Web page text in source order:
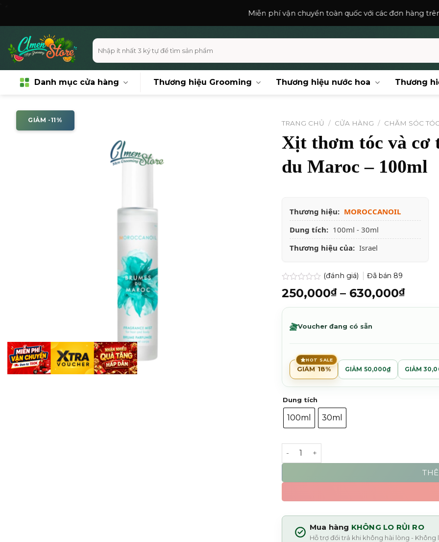
Miễn phí vận chuyển toàn quốc với các đơn hàng trên150,000₫.
Tìm
kiếm:
Danh mục cửa hàng Thương hiệu Grooming Thương hiệu nước hoa Thương
GIẢM -11% TRANG CHỦ / CỬA HÀNG / CHĂM SÓC TÓC
Xịt thơm tóc và cơ
du Maroc – 100ml
Thương hiệu: MOROCCANOIL
Dung tích: 100ml - 30ml
Thương hiệu của: Israel
Được
xếp
0.0
sao
(đánh giá) Đã bán 89
250,000₫ – 630,000₫
giá:
Voucher đang có sẵn
HOT SALE
GIẢM 18% GIẢM 50,000₫ GIẢM
Dung tích
100ml 30ml
Xịt thơm tóc và cơ thể Moroccanoil
Mua hàng KHÔNG LO RỦI RO
Hỗ trợ đổi trả khi không hài lòng - Không